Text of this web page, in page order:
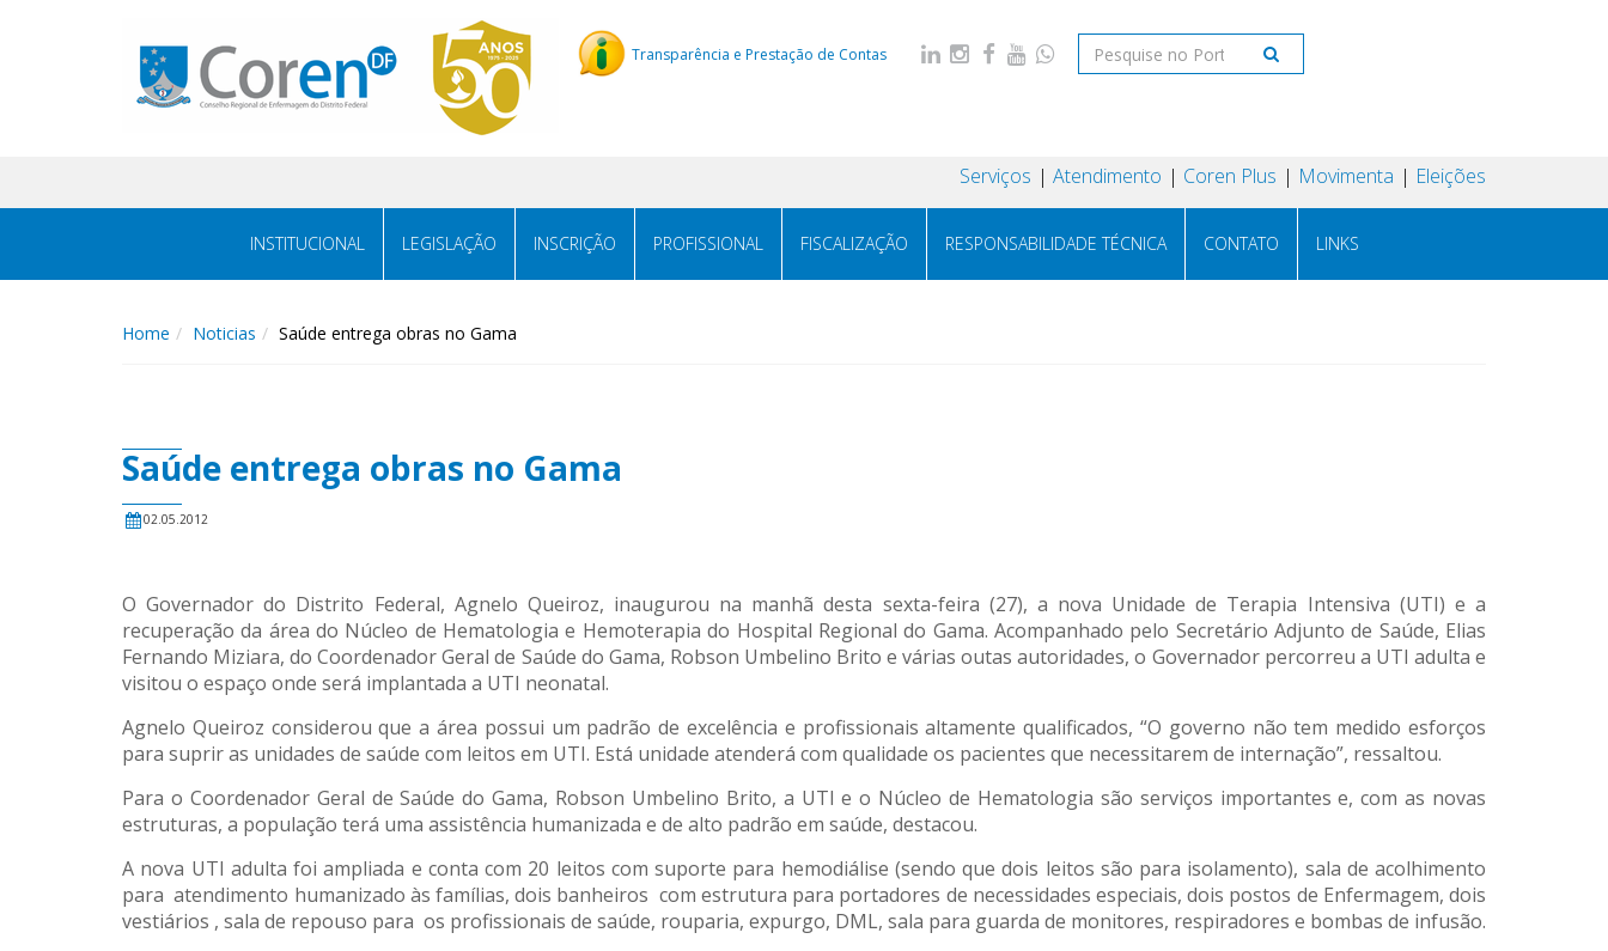
Transparência e Prestação de Contas
Serviços Atendimento Coren Plus Movimenta Eleições
INSTITUCIONAL LEGISLAÇÃO INSCRIÇÃO PROFISSIONAL FISCALIZAÇÃO RESPONSABILIDADE TÉCNICA CONTATO LINKS
Home Noticias Saúde entrega obras no Gama
Saúde entrega obras no Gama
02.05.2012
O Governador do Distrito Federal, Agnelo Queiroz, inaugurou na manhã desta sexta-feira (27), a nova Unidade de Terapia Intensiva (UTI) e a
recuperação da área do Núcleo de Hematologia e Hemoterapia do Hospital Regional do Gama. Acompanhado pelo Secretário Adjunto de Saúde, Elias
Fernando Miziara, do Coordenador Geral de Saúde do Gama, Robson Umbelino Brito e várias outas autoridades, o Governador percorreu a UTI adulta e
visitou o espaço onde será implantada a UTI neonatal.
Agnelo Queiroz considerou que a área possui um padrão de excelência e profissionais altamente qualificados, “O governo não tem medido esforços
para suprir as unidades de saúde com leitos em UTI. Está unidade atenderá com qualidade os pacientes que necessitarem de internação”, ressaltou.
Para o Coordenador Geral de Saúde do Gama, Robson Umbelino Brito, a UTI e o Núcleo de Hematologia são serviços importantes e, com as novas
estruturas, a população terá uma assistência humanizada e de alto padrão em saúde, destacou.
A nova UTI adulta foi ampliada e conta com 20 leitos com suporte para hemodiálise (sendo que dois leitos são para isolamento), sala de acolhimento
para atendimento humanizado às famílias, dois banheiros com estrutura para portadores de necessidades especiais, dois postos de Enfermagem, dois
vestiários , sala de repouso para os profissionais de saúde, rouparia, expurgo, DML, sala para guarda de monitores, respiradores e bombas de infusão.